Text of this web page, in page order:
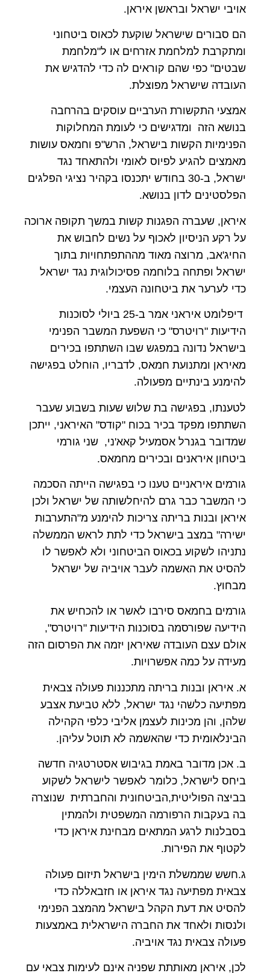
אויבי ישראל ובראשן איראן.
הם סבורים שישראל שוקעת לכאוס ביטחוני
ומתקרבת למלחמת אזרחים או ל"מלחמת
שבטים" כפי שהם קוראים לה כדי להדגיש את
העובדה שישראל מפוצלת.
אמצעי התקשורת הערביים עוסקים בהרחבה
בנושא הזה ומדגישים כי לעומת המחלוקות
הפנימיות הקשות בישראל, הרש"פ וחמאס עושות
מאמצים להגיע לפיוס לאומי ולהתאחד נגד
ישראל, ב-30 בחודש יתכנסו בקהיר נציגי הפלגים
הפלסטינים לדון בנושא.
איראן, שעברה הפגנות קשות במשך תקופה ארוכה
על רקע הניסיון לאכוף על נשים לחבוש את
החיג'אב, מרוצה מאוד מההתפתחויות בתוך
ישראל ופתחה בלוחמה פסיכולוגית נגד ישראל
כדי לערער את ביטחונה העצמי.
דיפלומט איראני אמר ב-25 ביולי לסוכנות
הידיעות "רויטרס" כי השפעת המשבר הפנימי
בישראל נדונה במפגש שבו השתתפו בכירים
מאיראן ומתנועת חמאס, לדבריו, הוחלט בפגישה
להימנע בינתיים מפעולה.
לטענתו, בפגישה בת שלוש שעות בשבוע שעבר
השתתפו מפקד בכיר בכוח "קודס" האיראני, ייתכן
שמדובר בגנרל אסמעיל קאא'ני, שני גורמי
ביטחון איראנים ובכירים מחמאס.
גורמים איראניים טענו כי בפגישה הייתה הסכמה
כי המשבר כבר גרם להיחלשותה של ישראל ולכן
איראן ובנות בריתה צריכות להימנע מ"התערבות
ישירה" במצב בישראל כדי לתת לראש הממשלה
נתניהו לשקוע בכאוס הביטחוני ולא לאפשר לו
להסיט את האשמה לעבר אויביה של ישראל
מבחוץ.
גורמים בחמאס סירבו לאשר או להכחיש את
הידיעה שפורסמה בסוכנות הידיעות "רויטרס",
אולם עצם העובדה שאיראן יזמה את הפרסום הזה
מעידה על כמה אפשרויות.
א. איראן ובנות בריתה מתכננות פעולה צבאית
מפתיעה כלשהי נגד ישראל, ללא טביעת אצבע
שלהן, והן מכינות לעצמן אליבי כלפי הקהילה
הבינלאומית כדי שהאשמה לא תוטל עליהן.
ב. אכן מדובר באמת בגיבוש אסטרטגיה חדשה
ביחס לישראל, כלומר לאפשר לישראל לשקוע
בביצה הפוליטית,הביטחונית והחברתית שנוצרה
בה בעקבות הרפורמה המשפטית ולהמתין
בסבלנות לרגע המתאים מבחינת איראן כדי
לקטוף את הפירות.
ג.חשש שממשלת הימין בישראל תיזום פעולה
צבאית מפתיעה נגד איראן או חזבאללה כדי
להסיט את דעת הקהל בישראל מהמצב הפנימי
ולנסות ולאחד את החברה הישראלית באמצעות
פעולה צבאית נגד אויביה.
לכן, איראן מאותתת שפניה אינם לעימות צבאי עם